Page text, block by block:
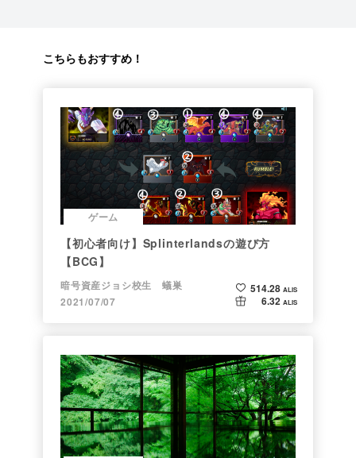
こちらもおすすめ！
ゲーム
【初心者向け】Splinterlandsの遊び方
【BCG】
暗号資産ジョシ校生 蟻巣
2021/07/07
514.28 ALIS
6.32 ALIS